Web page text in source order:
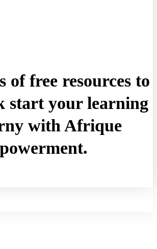
of free resources to
start your learning
with Afrique